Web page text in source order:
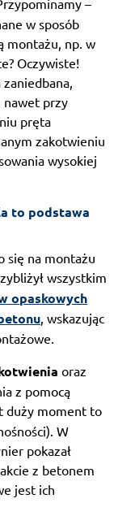
w sposób
montażu, np. w
Oczywiste!
nawet przy
pręta
zakotwieniu
wysokiej
to podstawa
się na montażu
wszystkim
opaskowych
, wskazując
oraz
z pomocą
duży moment to
W
pokazał
z betonem
jest ich